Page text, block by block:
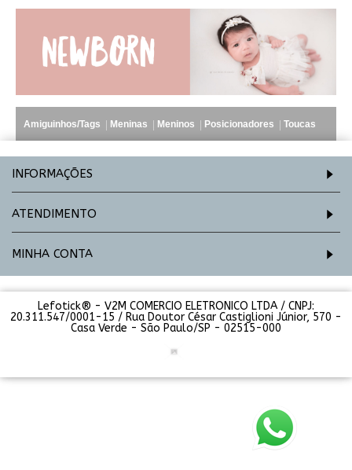
Amiguinhos/Tags Meninas Meninos Posicionadores Toucas
INFORMAÇÕES
ATENDIMENTO
MINHA CONTA
Lefotick® - V2M COMERCIO ELETRONICO LTDA / CNPJ:
20.311.547/0001-15 / Rua Doutor César Castiglioni Júnior, 570 -
Casa Verde - São Paulo/SP - 02515-000